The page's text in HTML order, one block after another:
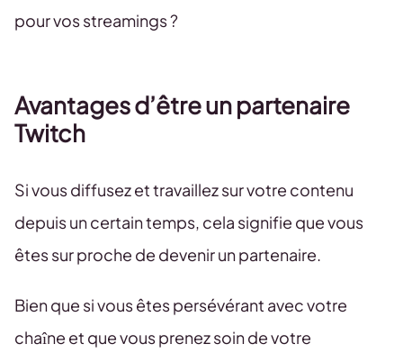
pour vos streamings ?
Avantages d’être un partenaire
Twitch
Si vous diffusez et travaillez sur votre contenu
depuis un certain temps, cela signifie que vous
êtes sur proche de devenir un partenaire.
Bien que si vous êtes persévérant avec votre
chaîne et que vous prenez soin de votre